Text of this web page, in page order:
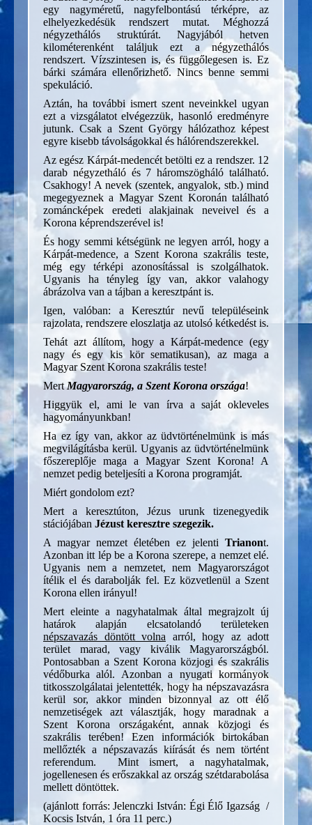
egy nagyméretű, nagyfelbontású térképre, az
elhelyezkedésük rendszert mutat. Méghozzá
négyzethálós struktúrát. Nagyjából hetven
kilométerenként találjuk ezt a négyzethálós
rendszert. Vízszintesen is, és függőlegesen is. Ez
bárki számára ellenőrizhető. Nincs benne semmi
spekuláció.
Aztán, ha további ismert szent neveinkkel ugyan
ezt a vizsgálatot elvégezzük, hasonló eredményre
jutunk. Csak a Szent György hálózathoz képest
egyre kisebb távolságokkal és hálórendszerekkel.
Az egész Kárpát-medencét betölti ez a rendszer. 12
darab négyzetháló és 7 háromszögháló található.
Csakhogy! A nevek (szentek, angyalok, stb.) mind
megegyeznek a Magyar Szent Koronán található
zománcképek eredeti alakjainak neveivel és a
Korona képrendszerével is!
És hogy semmi kétségünk ne legyen arról, hogy a
Kárpát-medence, a Szent Korona szakrális teste,
még egy térképi azonosítással is szolgálhatok.
Ugyanis ha tényleg így van, akkor valahogy
ábrázolva van a tájban a keresztpánt is.
Igen, valóban: a Keresztúr nevű településeink
rajzolata, rendszere eloszlatja az utolsó kétkedést is.
Tehát azt állítom, hogy a Kárpát-medence (egy
nagy és egy kis kör sematikusan), az maga a
Magyar Szent Korona szakrális teste!
MertMagyarország, a Szent Korona országa!
Higgyük el, ami le van írva a saját okleveles
hagyományunkban!
Ha ez így van, akkor az üdvtörténelmünk is más
megvilágításba kerül. Ugyanis az üdvtörténelmünk
főszereplője maga a Magyar Szent Korona! A
nemzet pedig beteljesíti a Korona programját.
Miért gondolom ezt?
Mert a keresztúton, Jézus urunk tizenegyedik
stációjában Jézust keresztre szegezik.
A magyar nemzet életében ez jelenti Trianont.
Azonban itt lép be a Korona szerepe, a nemzet elé.
Ugyanis nem a nemzetet, nem Magyarországot
ítélik el és darabolják fel. Ez közvetlenül a Szent
Korona ellen irányul!
Mert eleinte a nagyhatalmak által megrajzolt új
határok alapján elcsatolandó területeken
népszavazás döntött volna arról, hogy az adott
terület marad, vagy kiválik Magyarországból.
Pontosabban a Szent Korona közjogi és szakrális
védőburka alól. Azonban a nyugati kormányok
titkosszolgálatai jelentették, hogy ha népszavazásra
kerül sor, akkor minden bizonnyal az ott élő
nemzetiségek azt választják, hogy maradnak a
Szent Korona országaként, annak közjogi és
szakrális terében! Ezen információk birtokában
mellőzték a népszavazás kiírását és nem történt
referendum. Mint ismert, a nagyhatalmak,
jogellenesen és erőszakkal az ország szétdarabolása
mellett döntöttek.
(ajánlott forrás: Jelenczki István: Égi Élő Igazság /
Kocsis István, 1 óra 11 perc.)